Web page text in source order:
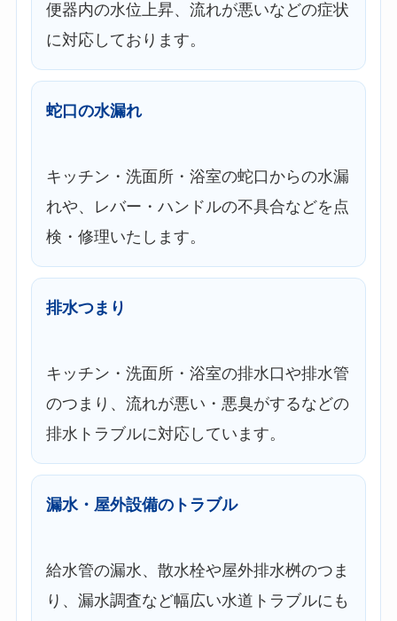
便器内の水位上昇、流れが悪いなどの症状
に対応しております。
蛇口の水漏れ
キッチン・洗面所・浴室の蛇口からの水漏
れや、レバー・ハンドルの不具合などを点
検・修理いたします。
排水つまり
キッチン・洗面所・浴室の排水口や排水管
のつまり、流れが悪い・悪臭がするなどの
排水トラブルに対応しています。
漏水・屋外設備のトラブル
給水管の漏水、散水栓や屋外排水桝のつま
り、漏水調査など幅広い水道トラブルにも